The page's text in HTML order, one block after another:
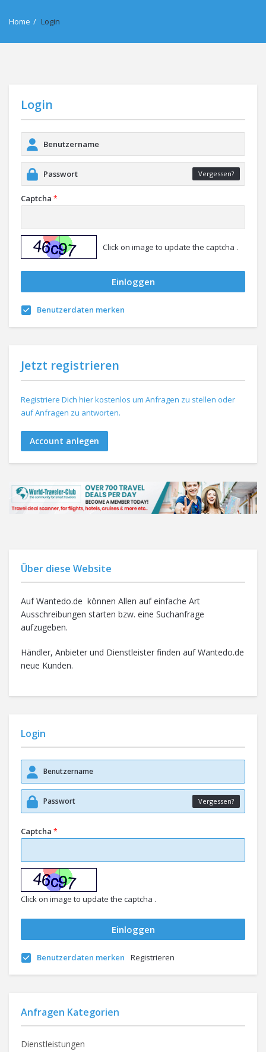
Home / Login
Login
Vergessen?
Captcha *
Click on image to update the captcha .
Benutzerdaten merken
Jetzt registrieren
Registriere Dich hier kostenlos um Anfragen zu stellen oder
auf Anfragen zu antworten.
Account anlegen
Über diese Website
Auf Wantedo.de können Allen auf einfache Art
Ausschreibungen starten bzw. eine Suchanfrage
aufzugeben.
Händler, Anbieter und Dienstleister finden auf Wantedo.de
neue Kunden.
Login
Vergessen?
Captcha *
Click on image to update the captcha .
Benutzerdaten merken Registrieren
Anfragen Kategorien
Dienstleistungen